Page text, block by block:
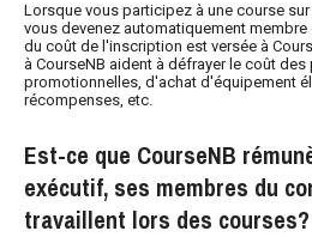
Lorsque vous participez à une course
vous devenez automatiquement membre
du coût de l'inscription est versée à
à CourseNB aident à défrayer le coût
promotionnelles, d'achat d'équipement
récompenses, etc.
Est-ce que CourseNB
exécutif, ses membres du
travaillent lors des courses?